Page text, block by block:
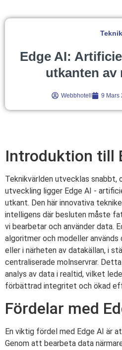
Teknik
Edge AI:
utkanten av
Webbhotell 9 Mars
Introduktion till
Teknikvärlden utvecklas snabbt,
utveckling ligger Edge AI -
utkant. Den här innovativa
intelligens där besluten måste
vi bearbetar och använder data.
algoritmer och modeller
eller i närheten av datakällan, i
centraliserade molnservrar.
analys av data i realtid, vilket
förbättrad integritet och ökad
Fördelar med
En viktig fördel med Edge AI är
Genom att bearbeta data